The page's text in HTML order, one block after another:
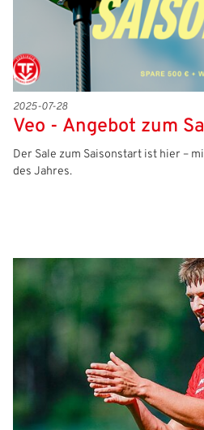
2025-07-28
Veo - Angebot zum
Der Sale zum Saisonstart ist hier –
des Jahres.